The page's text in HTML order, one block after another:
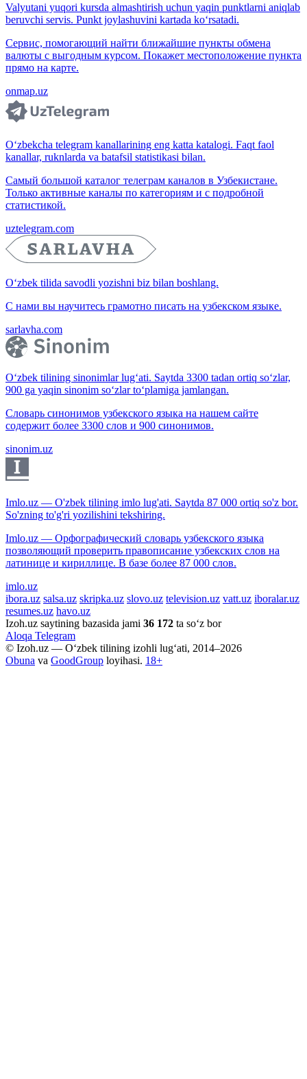
Valyutani yuqori kursda almashtirish uchun yaqin punktlarni aniqlab
beruvchi servis. Punkt joylashuvini kartada ko‘rsatadi.
Сервис, помогающий найти ближайшие пункты обмена
валюты с выгодным курсом. Покажет местоположение пункта
прямо на карте.
onmap.uz
O‘zbekcha telegram kanallarining eng katta katalogi. Faqt faol
kanallar, ruknlarda va batafsil statistikasi bilan.
Самый большой каталог телеграм каналов в Узбекистане.
Только активные каналы по категориям и с подробной
статистикой.
uztelegram.com
O‘zbek tilida savodli yozishni biz bilan boshlang.
С нами вы научитесь грамотно писать на узбекском языке.
sarlavha.com
O‘zbek tilining sinonimlar lug‘ati. Saytda 3300 tadan ortiq so‘zlar,
900 ga yaqin sinonim so‘zlar to‘plamiga jamlangan.
Словарь синонимов узбекского языка на нашем сайте
содержит более 3300 слов и 900 синонимов.
sinonim.uz
Imlo.uz — O'zbek tilining imlo lug'ati. Saytda 87 000 ortiq so'z bor.
So'zning to'g'ri yozilishini tekshiring.
Imlo.uz — Орфографический словарь узбекского языка
позволяющий проверить правописание узбекских слов на
латинице и кириллице. В базе более 87 000 слов.
imlo.uz
ibora.uz salsa.uz skripka.uz slovo.uz television.uz vatt.uz iboralar.uz
resumes.uz havo.uz
Izoh.uz saytining bazasida jami 36 172 ta so‘z bor
Aloqa Telegram
© Izoh.uz — O‘zbek tilining izohli lug‘ati, 2014–2026
Obuna va GoodGroup loyihasi. 18+